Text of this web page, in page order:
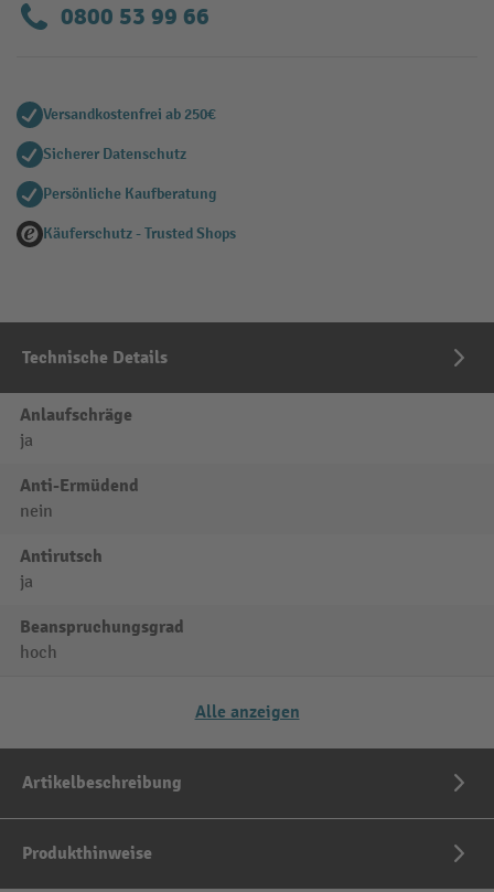
0800 53 99 66
Versandkostenfrei ab 250€
Sicherer Datenschutz
Persönliche Kaufberatung
Käuferschutz - Trusted Shops
Technische Details
Anlaufschräge
ja
Anti-Ermüdend
nein
Antirutsch
ja
Beanspruchungsgrad
hoch
Alle anzeigen
Artikelbeschreibung
Produkthinweise